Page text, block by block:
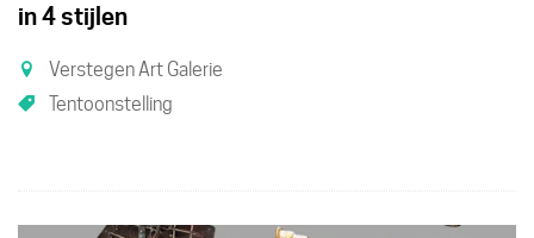
in 4 stijlen
Verstegen Art Galerie
Tentoonstelling